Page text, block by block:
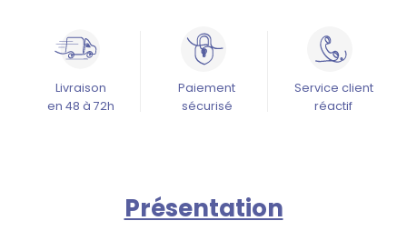
Livraison
en 48 à 72h
Paiement
sécurisé
Service client
réactif
Présentation